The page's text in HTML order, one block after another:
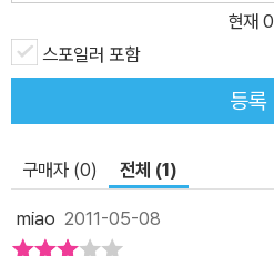
현재 0
스포일러 포함
등록
구매자 (0) 전체 (1)
miao 2011-05-08